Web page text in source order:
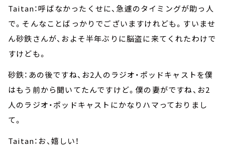
Taitan：呼ばなかったくせに、急遽のタイミングが助っ人
で。そんなことばっかりでございますけれども。すいませ
ん砂鉄さんが、およそ半年ぶりに脳盗に来てくれたわけで
すけども。
砂鉄：あの後ですね、お2人のラジオ・ポッドキャストを僕
はもう前から聞いてたんですけど。僕の妻がですね、お2
人のラジオ・ポッドキャストにかなりハマっておりまし
て。
Taitan：お、嬉しい！